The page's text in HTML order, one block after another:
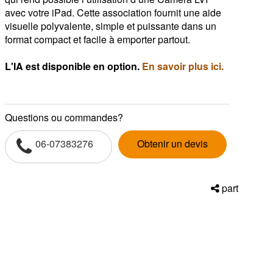
avec votre iPad. Cette association fournit une aide
visuelle polyvalente, simple et puissante dans un
format compact et facile à emporter partout.
L'IA est disponible en option. En savoir plus ici.
Questions ou commandes?
06-07383276
Obtenir un devis
part